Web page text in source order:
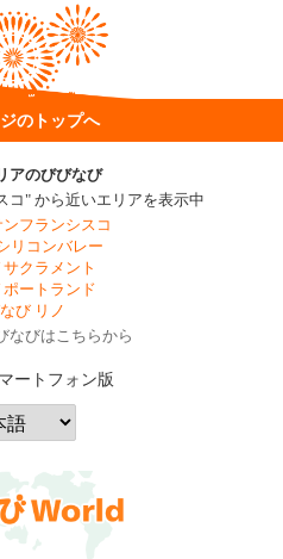
のトップへ
アのびびなび
コ" から近いエリアを表示中
フランシスコ
リコンバレー
クラメント
ートランド
び リノ
なびはこちらから
ートフォン版